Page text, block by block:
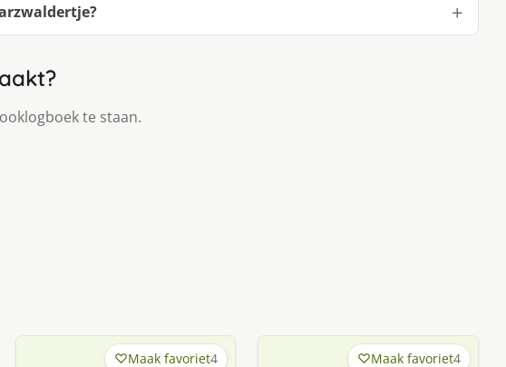
te staan.
Maak favoriet4 Maak favoriet4